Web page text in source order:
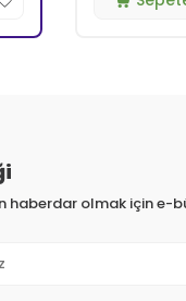
haberdar olmak için e-